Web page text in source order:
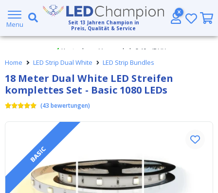
Menu Seit 13 Jahren Champion in
Preis, Qualität & Service
Großer Lagerbestand
Heute bestellt, amselben Tag verschickt
Home LED Strip Dual White LED Strip Bundles
18 Meter Dual White LED Streifen
komplettes Set - Basic 1080 LEDs
(43 bewertungen)
BASIC